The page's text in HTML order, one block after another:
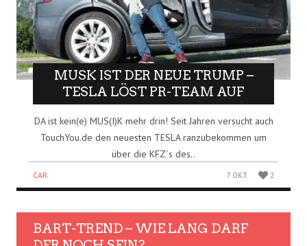
MUSK IST DER NEUE TRUMP –
TESLA LÖST PR-TEAM AUF
DA ist kein(e) MUS(I)K mehr drin! Seit Jahren versucht auch
TouchYou.de den neuesten TESLA ranzubekommen um
über die KFZ´s des..
CAR 7 OKT. 2
BART-TREND – WIE LANG DARF